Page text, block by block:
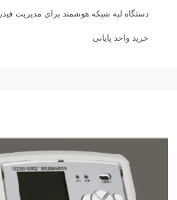
دستگاه لبه شبکه هوشمند برای مدیریت فیدر
خرید واحد پایانی